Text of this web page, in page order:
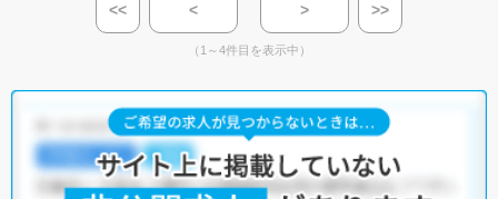
<< < > >>
（1～4件目を表示中）